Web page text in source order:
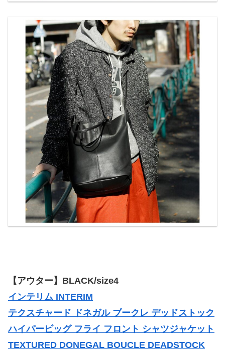
【アウター】BLACK/size4
インテリム INTERIM
テクスチャード ドネガル ブークレ デッドストック
ハイパービッグ フライ フロント シャツジャケット
TEXTURED DONEGAL BOUCLE DEADSTOCK